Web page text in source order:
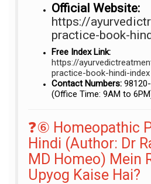
Official Website:
https://
practice-book-
Free Index Link:
https://
practice-book-hindi-index
Contact Numbers:
(Office Time: 9AM to
❓⑥ Homeopathic
Hindi (Author: Dr
MD Homeo) Mein
Upyog Kaise Hai?